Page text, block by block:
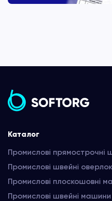
Каталог
Промислові прямострочні
Промислові швейні
Промислові плоскошовні
Промислові швейні машини